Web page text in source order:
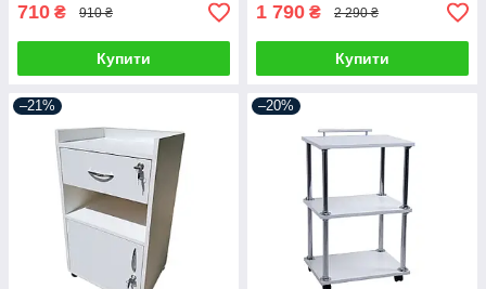
710 ₴ 910 ₴
Купити
1 790 ₴ 2 290 ₴
Купити
–21% –20%